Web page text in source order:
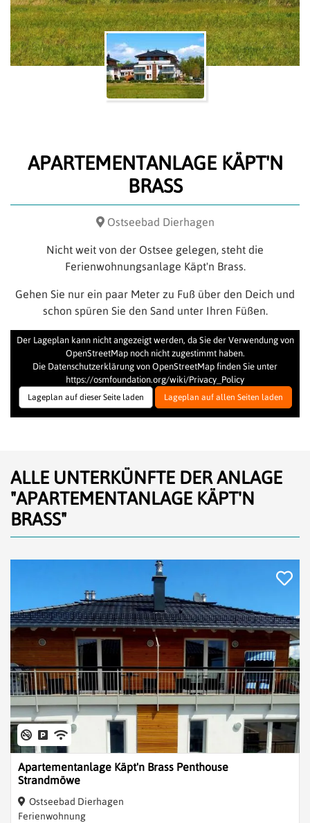
APARTEMENTANLAGE KÄPT'N
BRASS
Ostseebad Dierhagen
Nicht weit von der Ostsee gelegen, steht die
Ferienwohnungsanlage Käpt'n Brass.
Gehen Sie nur ein paar Meter zu Fuß über den Deich und
schon spüren Sie den Sand unter Ihren Füßen.
Der Lageplan kann nicht angezeigt werden, da Sie der Verwendung von
OpenStreetMap noch nicht zugestimmt haben.
Die Datenschutzerklärung von OpenStreetMap finden Sie unter
https://osmfoundation.org/wiki/Privacy_Policy
Lageplan auf dieser Seite laden Lageplan auf allen Seiten laden
ALLE UNTERKÜNFTE DER ANLAGE
"APARTEMENTANLAGE KÄPT'N
BRASS"
Apartementanlage Käpt'n Brass Penthouse
Strandmöwe
Ostseebad Dierhagen
Ferienwohnung